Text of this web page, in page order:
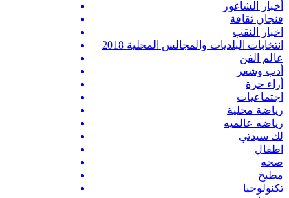
أخبار الشاغور
فنجان ثقافة
اخبار النقب
انتخابات البلديات والمجالس المحلية 2018
عالم الفن
أدب وشعر
أراء حرة
اجتماعيات
رياضة محلية
رياضه عالميه
لك سيدتي
اطفال
صحه
مطبخ
تكنولوجيا